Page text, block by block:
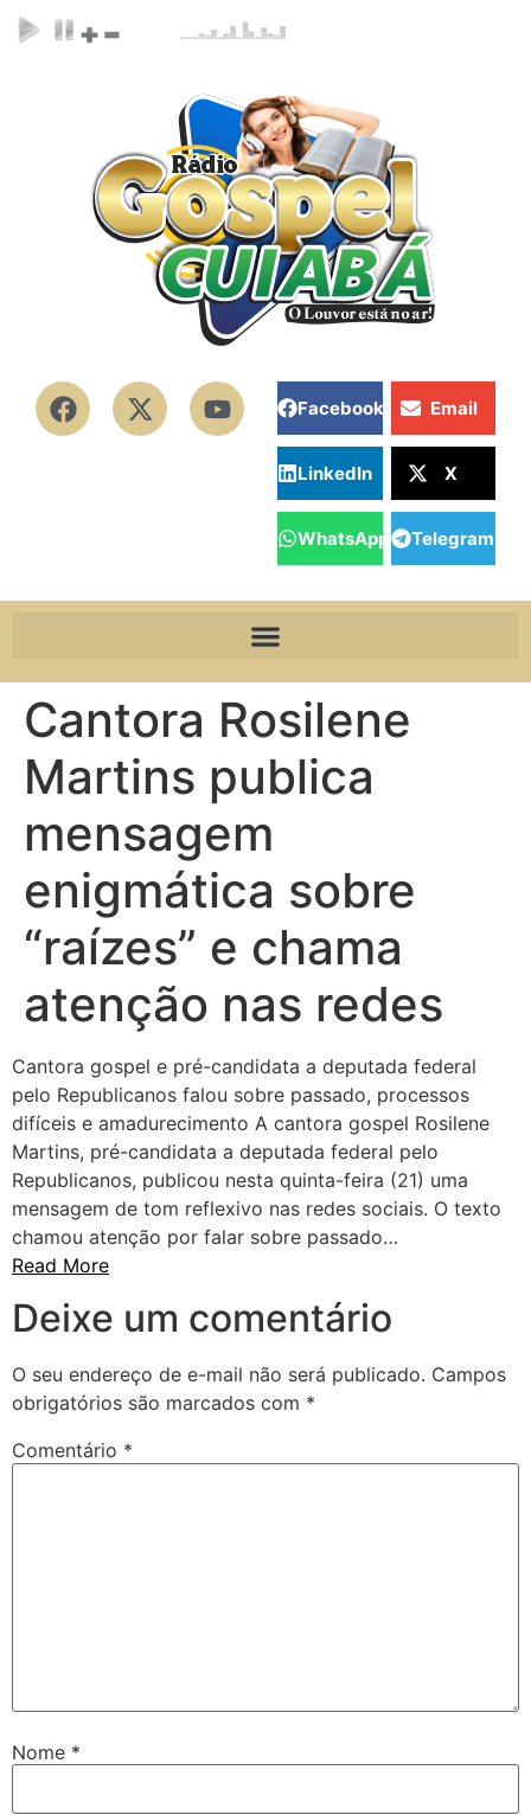
Facebook Email
LinkedIn X
WhatsApp Telegram
Cantora Rosilene
Martins publica
mensagem
enigmática sobre
“raízes” e chama
atenção nas redes
Cantora gospel e pré-candidata a deputada federal
pelo Republicanos falou sobre passado, processos
difíceis e amadurecimento A cantora gospel Rosilene
Martins, pré-candidata a deputada federal pelo
Republicanos, publicou nesta quinta-feira (21) uma
mensagem de tom reflexivo nas redes sociais. O texto
chamou atenção por falar sobre passado…
Read More
Deixe um comentário
O seu endereço de e-mail não será publicado. Campos
obrigatórios são marcados com *
Comentário *
Nome *